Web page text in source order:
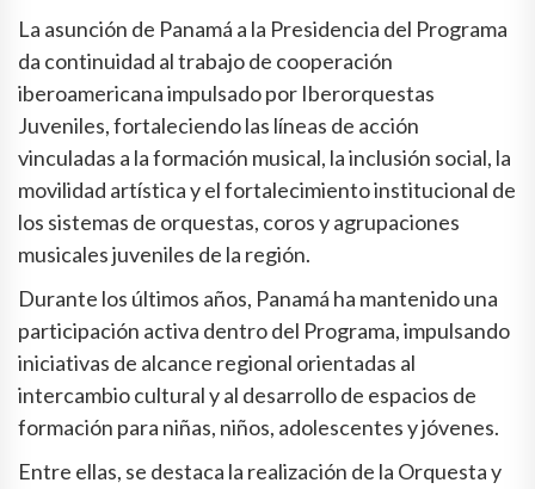
La asunción de Panamá a la Presidencia del Programa
da continuidad al trabajo de cooperación
iberoamericana impulsado por Iberorquestas
Juveniles, fortaleciendo las líneas de acción
vinculadas a la formación musical, la inclusión social, la
movilidad artística y el fortalecimiento institucional de
los sistemas de orquestas, coros y agrupaciones
musicales juveniles de la región.
Durante los últimos años, Panamá ha mantenido una
participación activa dentro del Programa, impulsando
iniciativas de alcance regional orientadas al
intercambio cultural y al desarrollo de espacios de
formación para niñas, niños, adolescentes y jóvenes.
Entre ellas, se destaca la realización de la Orquesta y